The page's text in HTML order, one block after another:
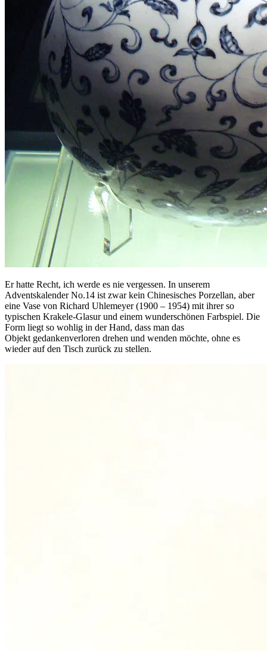
Er hatte Recht, ich werde es nie vergessen. In unserem
Adventskalender No.14 ist zwar kein Chinesisches Porzellan, aber
eine Vase von Richard Uhlemeyer (1900 – 1954) mit ihrer so
typischen Krakele-Glasur und einem wunderschönen Farbspiel. Die
Form liegt so wohlig in der Hand, dass man das
Objekt gedankenverloren drehen und wenden möchte, ohne es
wieder auf den Tisch zurück zu stellen.